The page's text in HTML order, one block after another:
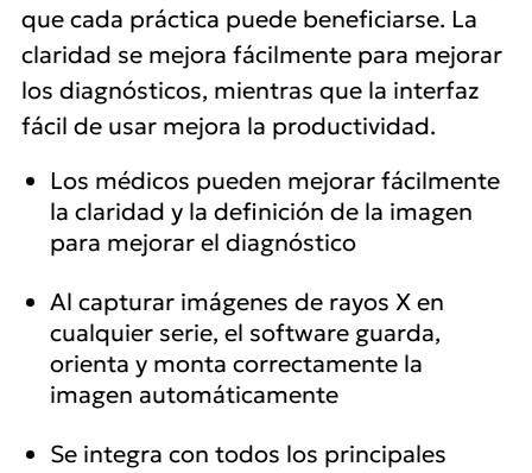
que cada práctica puede beneficiarse. La
claridad se mejora fácilmente para mejorar
los diagnósticos, mientras que la interfaz
fácil de usar mejora la productividad.
Los médicos pueden mejorar fácilmente
la claridad y la definición de la imagen
para mejorar el diagnóstico
Al capturar imágenes de rayos X en
cualquier serie, el software guarda,
orienta y monta correctamente la
imagen automáticamente
Se integra con todos los principales